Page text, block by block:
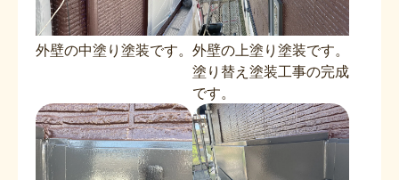
外壁の中塗り塗装です。 外壁の上塗り塗装です。
塗り替え塗装工事の完成
です。